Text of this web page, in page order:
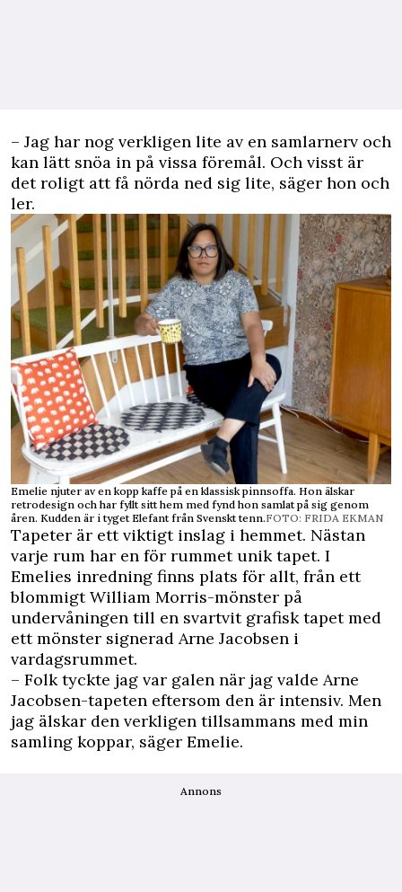
– Jag har nog verkligen lite av en samlarnerv och
kan lätt snöa in på vissa föremål. Och visst är
det roligt att få nörda ned sig lite, säger hon och
ler.
Emelie njuter av en kopp kaffe på en klassisk pinnsoffa. Hon älskar
retrodesign och har fyllt sitt hem med fynd hon samlat på sig genom
åren. Kudden är i tyget Elefant från Svenskt tenn.FOTO: FRIDA EKMAN
Tapeter är ett viktigt inslag i hemmet. Nästan
varje rum har en för rummet unik tapet. I
Emelies inredning finns plats för allt, från ett
blommigt ­William Morris-­mönster på
undervåningen till en svartvit grafisk tapet med
ett mönster signerad Arne Jacobsen i
vardagsrummet.
– Folk tyckte jag var galen när jag valde Arne
Jacobsen-tapeten eftersom den är intensiv. Men
jag älskar den verkligen tillsammans med min
samling koppar, säger Emelie.
Annons